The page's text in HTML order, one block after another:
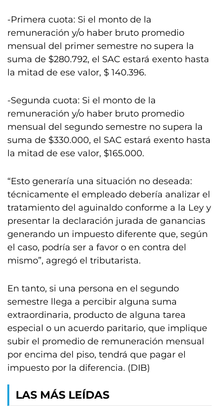
-Primera cuota: Si el monto de la
remuneración y/o haber bruto promedio
mensual del primer semestre no supera la
suma de $280.792, el SAC estará exento hasta
la mitad de ese valor, $ 140.396.
-Segunda cuota: Si el monto de la
remuneración y/o haber bruto promedio
mensual del segundo semestre no supera la
suma de $330.000, el SAC estará exento hasta
la mitad de ese valor, $165.000.
“Esto generaría una situación no deseada:
técnicamente el empleado debería analizar el
tratamiento del aguinaldo conforme a la Ley y
presentar la declaración jurada de ganancias
generando un impuesto diferente que, según
el caso, podría ser a favor o en contra del
mismo”, agregó el tributarista.
En tanto, si una persona en el segundo
semestre llega a percibir alguna suma
extraordinaria, producto de alguna tarea
especial o un acuerdo paritario, que implique
subir el promedio de remuneración mensual
por encima del piso, tendrá que pagar el
impuesto por la diferencia. (DIB)
LAS MÁS LEÍDAS